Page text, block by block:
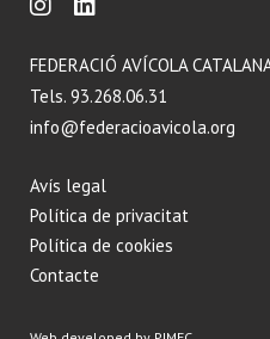
FEDERACIÓ AVÍCOLA
Tels. 93.268.06.31
info@federacioavicola.org
Avís legal
Política de privacitat
Política de cookies
Contacte